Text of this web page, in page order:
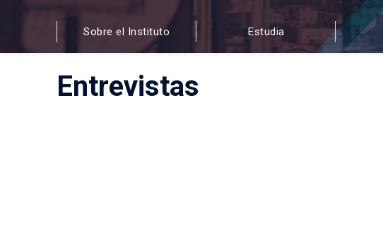
INSTITUTO DE ESTUDIOS URBANOS
Y TERRITORIALES
FACULTAD DE ARQUITECTURA, DISEÑO Y ESTUDIOS URBANOS
Sobre el Instituto Estudia
Entrevistas